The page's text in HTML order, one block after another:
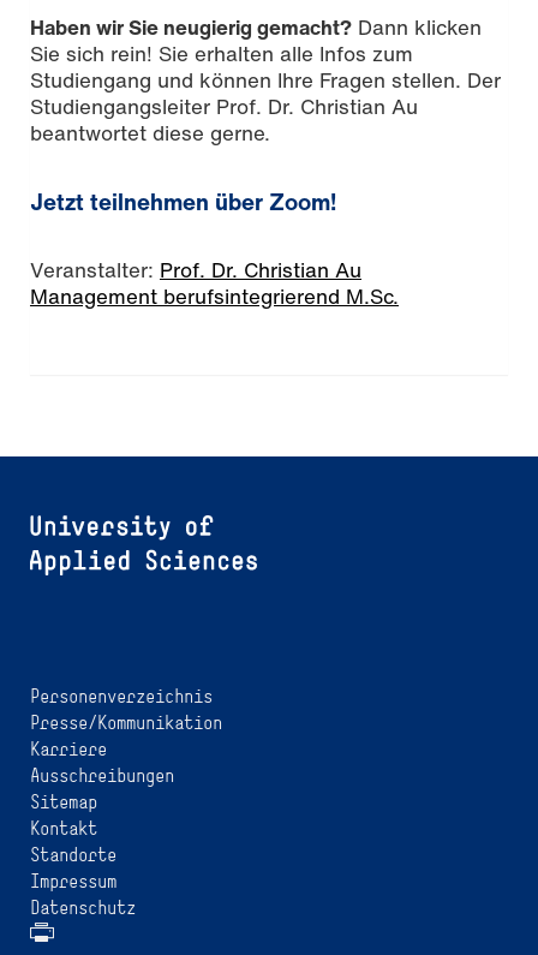
Haben wir Sie neugierig gemacht? Dann klicken
Sie sich rein! Sie erhalten alle Infos zum
Studiengang und können Ihre Fragen stellen. Der
Studiengangsleiter Prof. Dr. Christian Au
beantwortet diese gerne.
Jetzt teilnehmen über Zoom!
Veranstalter: Prof. Dr. Christian Au
Management berufsintegrierend M.Sc.
Personenverzeichnis
Presse/Kommunikation
Karriere
Ausschreibungen
Sitemap
Kontakt
Standorte
Impressum
Datenschutz